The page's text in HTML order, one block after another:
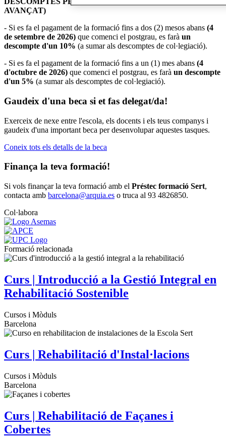
AVANÇAT)
- Si es fa el pagament de la formació fins a dos (2) mesos abans (4
de setembre de 2026) que comenci el postgrau, es farà un
descompte d'un 10% (a sumar als descomptes de col·legiació).
- Si es fa el pagament de la formació fins a un (1) mes abans (4
d'octubre de 2026) que comenci el postgrau, es farà un descompte
d'un 5% (a sumar als descomptes de col·legiació).
Gaudeix d'una beca si et fas delegat/da!
Exerceix de nexe entre l'escola, els docents i els teus companys i
gaudeix d'una important beca per desenvolupar aquestes tasques.
Coneix tots els detalls de la beca
Finança la teva formació!
Si vols finançar la teva formació amb el Préstec formació Sert,
contacta amb barcelona@arquia.es o truca al 93 4826850.
Col·labora
Formació relacionada
Curs | Introducció a la Gestió Integral en
Rehabilitació Sostenible
Cursos i Mòduls
Barcelona
Curs | Rehabilitació d'Instal·lacions
Cursos i Mòduls
Barcelona
Curs | Rehabilitació de Façanes i
Cobertes